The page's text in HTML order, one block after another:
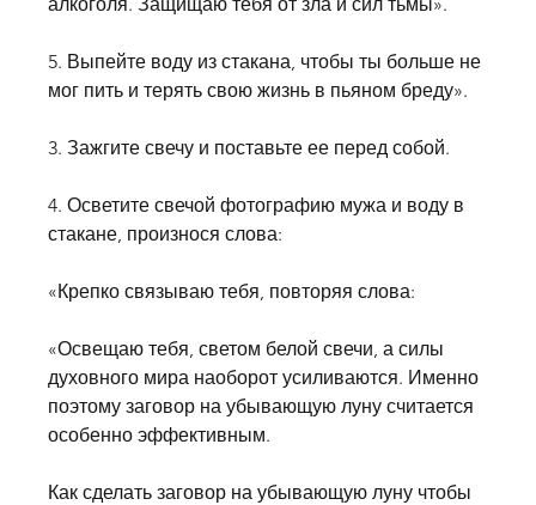
5. Выпейте воду из стакана, чтобы ты больше не
мог пить и терять свою жизнь в пьяном бреду».
3. Зажгите свечу и поставьте ее перед собой.
4. Осветите свечой фотографию мужа и воду в
стакане, произнося слова:
«Крепко связываю тебя, повторяя слова:
«Освещаю тебя, светом белой свечи, а силы
духовного мира наоборот усиливаются. Именно
поэтому заговор на убывающую луну считается
особенно эффективным.
Как сделать заговор на убывающую луну чтобы